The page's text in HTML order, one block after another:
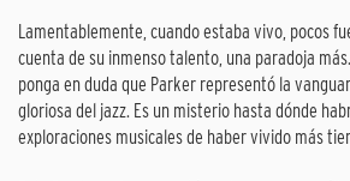
Lamentablemente, cuando estaba vivo, pocos
cuenta de su inmenso talento, una paradoja
ponga en duda que Parker representó la
gloriosa del jazz. Es un misterio hasta dónde
exploraciones musicales de haber vivido más